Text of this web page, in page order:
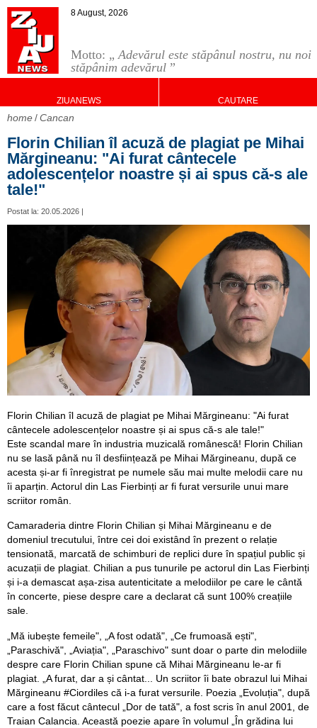
Motto: „Adevărul este stăpânul nostru, nu noi
stăpânim adevărul ”
8 August, 2026
ZIUANEWS CAUTARE
home Cancan
Florin Chilian îl acuză de plagiat pe Mihai
Mărgineanu: "Ai furat cântecele
adolescențelor noastre și ai spus că-s ale
tale!"
Postat la: 20.05.2026 |
Florin Chilian îl acuză de plagiat pe Mihai Mărgineanu: "Ai furat
cântecele adolescențelor noastre și ai spus că-s ale tale!"
Este scandal mare în industria muzicală românescă! Florin Chilian
nu se lasă până nu îl desființează pe Mihai Mărgineanu, după ce
acesta și-ar fi înregistrat pe numele său mai multe melodii care nu
îi aparțin. Actorul din Las Fierbinți ar fi furat versurile unui mare
scriitor român.
Camaraderia dintre Florin Chilian și Mihai Mărgineanu e de
domeniul trecutului, între cei doi existând în prezent o relație
tensionată, marcată de schimburi de replici dure în spațiul public și
acuzații de plagiat. Chilian a pus tunurile pe actorul din Las Fierbinți
și i-a demascat așa-zisa autenticitate a melodiilor pe care le cântă
în concerte, piese despre care a declarat că sunt 100% creațiile
sale.
„Mă iubește femeile", „A fost odată", „Ce frumoasă ești",
„Paraschivă", „Aviația", „Paraschivo" sunt doar o parte din melodiile
despre care Florin Chilian spune că Mihai Mărgineanu le-ar fi
plagiat. „A furat, dar a și cântat... Un scriitor îi bate obrazul lui Mihai
Mărgineanu #Ciordiles că i-a furat versurile. Poezia „Evoluția", după
care a fost făcut cântecul „Dor de tată", a fost scris în anul 2001, de
Traian Calancia. Această poezie apare în volumul „În grădina lui